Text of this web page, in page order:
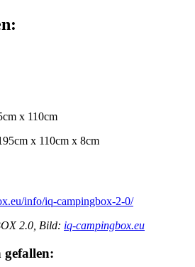
x 110cm
x 110cm x 8cm
info/iq-campingbox-2-0/
2.0, Bild: iq-campingbox.eu
gefallen: